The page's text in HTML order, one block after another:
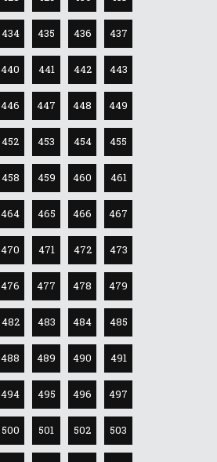
434 435 436 437
440 441 442 443
446 447 448 449
452 453 454 455
458 459 460 461
464 465 466 467
470 471 472 473
476 477 478 479
482 483 484 485
488 489 490 491
494 495 496 497
500 501 502 503